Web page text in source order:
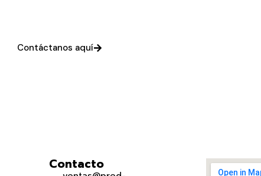
Contáctanos aquí
Contacto